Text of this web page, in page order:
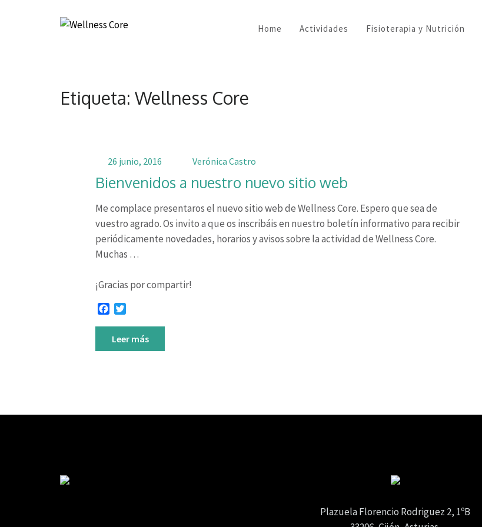
Home Actividades Fisioterapia y Nutrición
Etiqueta: Wellness Core
26 junio, 2016 Verónica Castro
Bienvenidos a nuestro nuevo sitio web
Me complace presentaros el nuevo sitio web de Wellness Core. Espero que sea de
vuestro agrado. Os invito a que os inscribáis en nuestro boletín informativo para recibir
periódicamente novedades, horarios y avisos sobre la actividad de Wellness Core.
Muchas …
¡Gracias por compartir!
Facebook
Leer más
Plazuela Florencio Rodriguez 2, 1ºB